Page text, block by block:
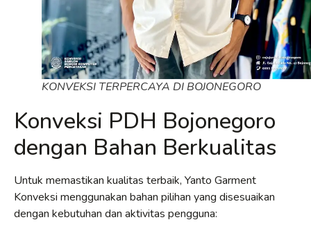
KONVEKSI TERPERCAYA DI BOJONEGORO
Konveksi PDH Bojonegoro
dengan Bahan Berkualitas
Untuk memastikan kualitas terbaik, Yanto Garment
Konveksi menggunakan bahan pilihan yang disesuaikan
dengan kebutuhan dan aktivitas pengguna: